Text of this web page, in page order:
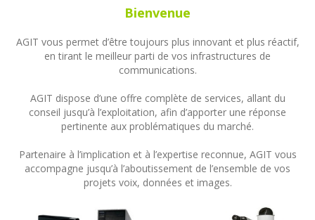
Bienvenue
AGIT vous permet d’être toujours plus innovant et plus réactif,
en tirant le meilleur parti de vos infrastructures de
communications.
AGIT dispose d’une offre complète de services, allant du
conseil jusqu’à l’exploitation, afin d’apporter une réponse
pertinente aux problématiques du marché.
Partenaire à l’implication et à l’expertise reconnue, AGIT vous
accompagne jusqu’à l’aboutissement de l’ensemble de vos
projets voix, données et images.